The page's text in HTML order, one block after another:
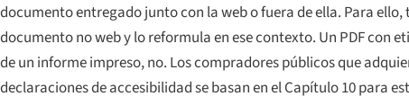
documento entregado junto con la web o fuera de ella. Para
documento no web y lo reformula en ese contexto. Un PDF con
de un informe impreso, no. Los compradores públicos que
declaraciones de accesibilidad se basan en el Capítulo 10 para